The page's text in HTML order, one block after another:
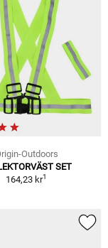
Outdoors
SET
164,23 kr1